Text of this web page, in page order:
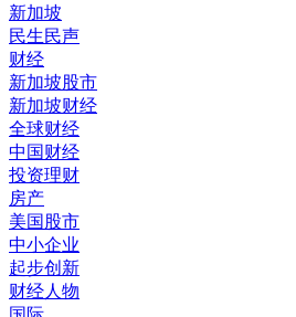
新加坡
民生民声
财经
新加坡股市
新加坡财经
全球财经
中国财经
投资理财
房产
美国股市
中小企业
起步创新
财经人物